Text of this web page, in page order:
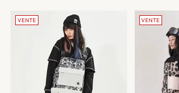
VENTE VENTE